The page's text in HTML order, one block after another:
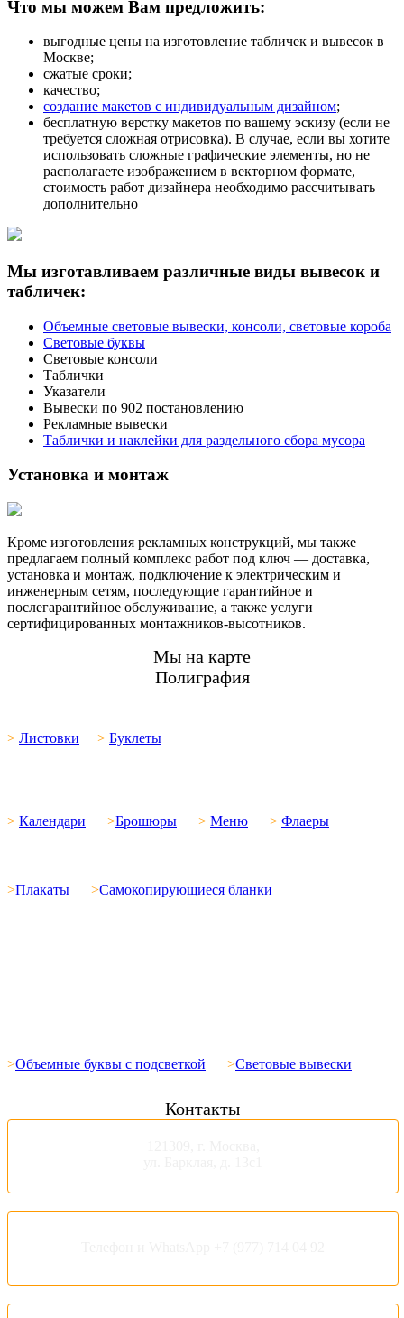
Что мы можем Вам предложить:
выгодные цены на изготовление табличек и вывесок в
Москве;
сжатые сроки;
качество;
создание макетов с индивидуальным дизайном;
бесплатную верстку макетов по вашему эскизу (если не
требуется сложная отрисовка). В случае, если вы хотите
использовать сложные графические элементы, но не
располагаете изображением в векторном формате,
стоимость работ дизайнера необходимо рассчитывать
дополнительно
Мы изготавливаем различные виды вывесок и
табличек:
Объемные световые вывески, консоли, световые короба
Световые буквы
Световые консоли
Таблички
Указатели
Вывески по 902 постановлению
Рекламные вывески
Таблички и наклейки для раздельного сбора мусора
Установка и монтаж
Кроме изготовления рекламных конструкций, мы также
предлагаем полный комплекс работ под ключ — доставка,
установка и монтаж, подключение к электрическим и
инженерным сетям, последующие гарантийное и
послегарантийное обслуживание, а также услуги
сертифицированных монтажников-высотников.
Мы на карте
Полиграфия
> Листовки > Буклеты
> Календари >Брошюры > Меню > Флаеры
>Плакаты >Самокопирующиеся бланки
>Объемные буквы с подсветкой >Световые вывески
Контакты